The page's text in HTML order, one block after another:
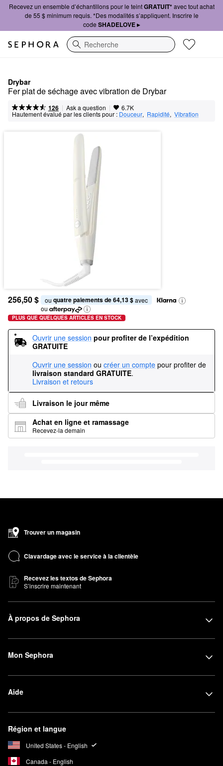
Recevez un ensemble d’échantillons pour le teintGRATUIT*avec tout achat
de 55 $ minimum requis. *Des modalités s’appliquent. Inscrire le
code SHADELOVE ▸
Recherche
Drybar
Fer plat de séchage avec vibration de Drybar
126 | Ask a question | 6.7K
Hautement évalué par les clients pour : Douceur, Rapidité, Vibration
256,50 $ ou quatre paiements de 64,13 $ avec
ou
PLUS QUE QUELQUES ARTICLES EN STOCK
Ouvrir une session pour profiter de l’expédition
GRATUITE
Ouvrir une session ou créer un compte pour profiter de
livraison standard GRATUITE.
Livraison et retours
Livraison le jour même
Achat en ligne et ramassage
Recevez-la demain
Trouver un magasin
Clavardage avec le service à la clientèle
Recevez les textos de Sephora
S’inscrire maintenant
À propos de Sephora
Mon Sephora
Aide
Région et langue
United States - English
Canada - English